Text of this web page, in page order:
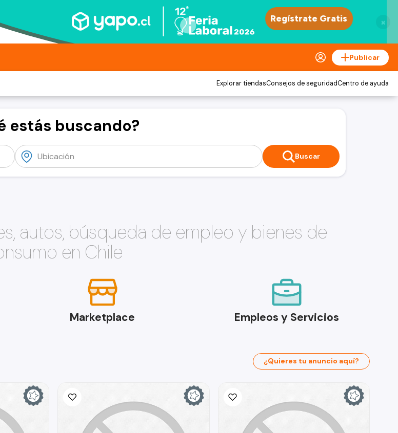
×
Publicar
Explorar tiendasConsejos de seguridadCentro de ayuda
estás buscando?
Buscar
autos, búsqueda de empleo y bienes de
en Chile
Marketplace Empleos y Servicios
¿Quieres tu anuncio aquí?